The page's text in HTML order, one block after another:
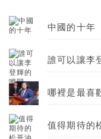
中國的十年
誰可以讓李
哪裡是最喜
值得期待的